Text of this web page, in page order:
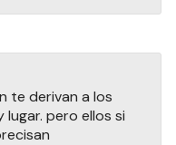
te derivan a los
pero ellos si